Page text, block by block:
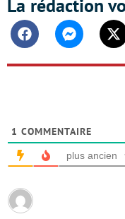
La rédaction
FacebookMessenger
1 COMMENTAIRE
plus ancien